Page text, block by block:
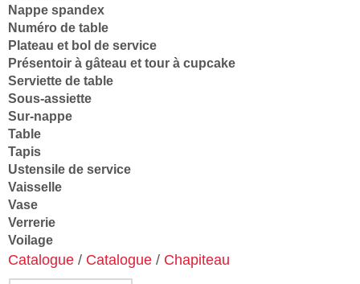
Nappe spandex
Numéro de table
Plateau et bol de service
Présentoir à gâteau et tour à cupcake
Serviette de table
Sous-assiette
Sur-nappe
Table
Tapis
Ustensile de service
Vaisselle
Vase
Verrerie
Voilage
Catalogue / Catalogue / Chapiteau